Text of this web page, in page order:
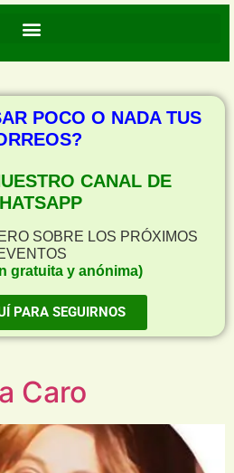
POCO O NADA TUS
CANAL DE
SOBRE LOS PRÓXIMOS
gratuita y anónima)
PARA SEGUIRNOS
Caro